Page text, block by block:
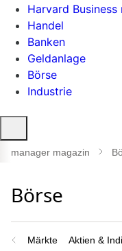
Harvard Business
Handel
Banken
Geldanlage
Börse
Industrie
öffnen
manager magazin
Märkte Aktien &